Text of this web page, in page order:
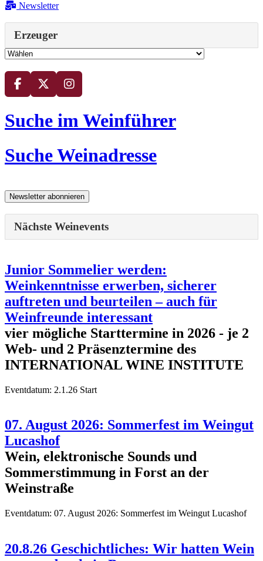
Newsletter
Erzeuger
Suche im Weinführer
Suche Weinadresse
Nächste Weinevents
Junior Sommelier werden:
Weinkenntnisse erwerben, sicherer
auftreten und beurteilen – auch für
Weinfreunde interessant
vier mögliche Starttermine in 2026 - je 2
Web- und 2 Präsenztermine des
INTERNATIONAL WINE INSTITUTE
Eventdatum: 2.1.26 Start
07. August 2026: Sommerfest im Weingut
Lucashof
Wein, elektronische Sounds und
Sommerstimmung in Forst an der
Weinstraße
Eventdatum: 07. August 2026: Sommerfest im Weingut Lucashof
20.8.26 Geschichtliches: Wir hatten Wein